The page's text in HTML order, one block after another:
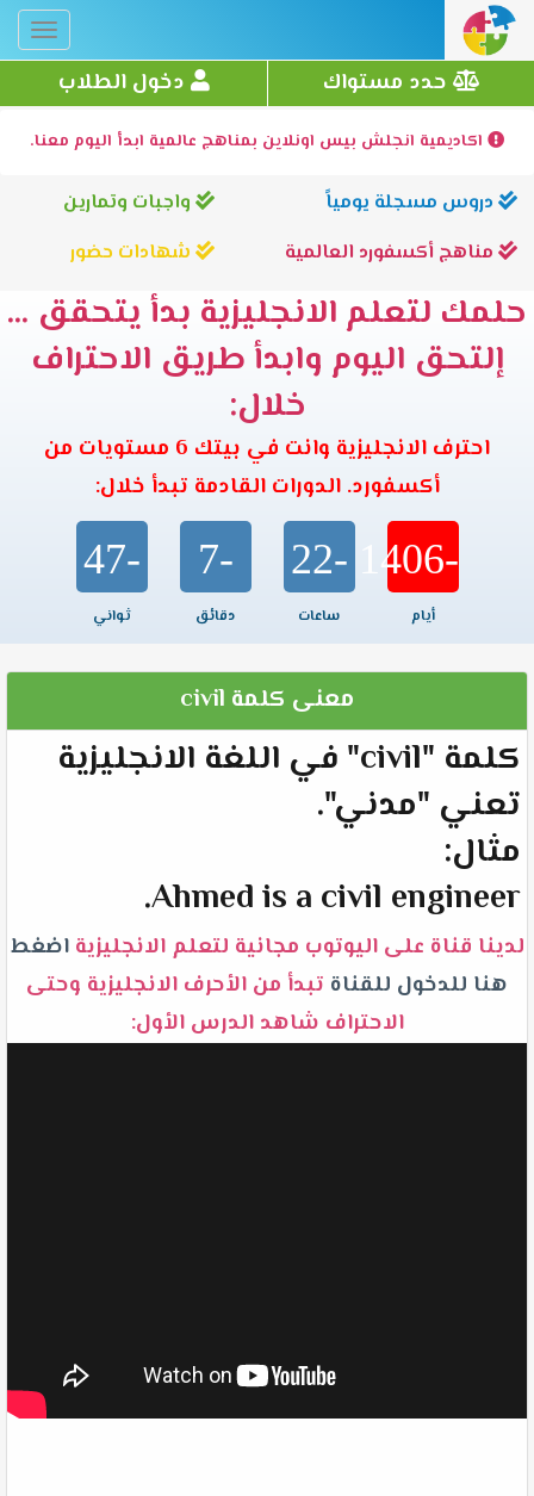
حدد مستواك دخول الطلاب
اكاديمية انجلش بيس اونلاين بمناهج عالمية ابدأ اليوم معنا.
دروس مسجلة يومياً
واجبات وتمارين
مناهج أكسفورد العالمية
شهادات حضور
حلمك لتعلم الانجليزية بدأ يتحقق ...
إلتحق اليوم وابدأ طريق الاحتراف
خلال:
احترف الانجليزية وانت في بيتك 6 مستويات من
أكسفورد. الدورات القادمة تبدأ خلال:
-1406
أيام
-22
ساعات
-7
دقائق
-47
ثواني
معنى كلمة civil
كلمة "civil" في اللغة الانجليزية
تعني "مدني".
مثال:
Ahmed is a civil engineer.
لدينا قناة على اليوتوب مجانية لتعلم الانجليزيةاضغط
هنا للدخول للقناةتبدأ من الأحرف الانجليزية وحتى
الاحتراف شاهد الدرس الأول: